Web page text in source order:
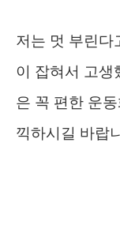
저는 멋 부린다
이 잡혀서 고생
은 꼭 편한 운
끽하시길 바랍